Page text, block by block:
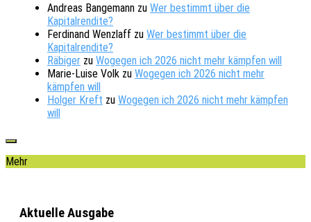
Andreas Bangemann zu Wer bestimmt über die
Kapitalrendite?
Ferdinand Wenzlaff zu Wer bestimmt über die
Kapitalrendite?
Räbiger zu Wogegen ich 2026 nicht mehr kämpfen will
Marie-Luise Volk zu Wogegen ich 2026 nicht mehr
kämpfen will
Holger Kreft zu Wogegen ich 2026 nicht mehr kämpfen
will
Mehr
Aktuelle Ausgabe